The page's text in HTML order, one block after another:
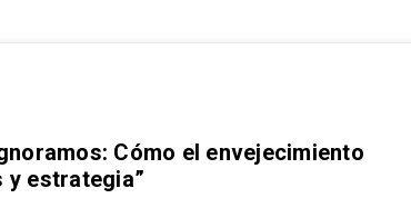
Cómo el envejecimiento
y estrategia”